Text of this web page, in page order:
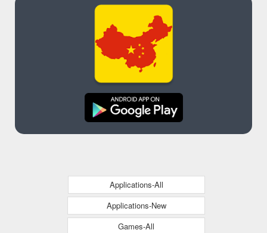
Applications-All
Applications-New
Games-All